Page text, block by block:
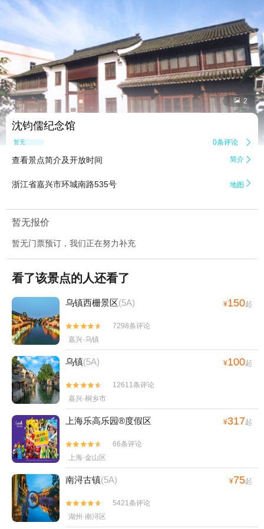
 2
沈钧儒纪念馆
暂无点评 0条评论 
查看景点简介及开放时间 简介 
浙江省嘉兴市环城南路535号 地图 
暂无报价
暂无门票预订，我们正在努力补充
看了该景点的人还看了
乌镇西栅景区(5A) ¥150起


7298条评论
嘉兴·乌镇
乌镇(5A) ¥100起


12611条评论
嘉兴·桐乡市
上海乐高乐园®度假区 ¥317起


66条评论
上海·金山区
南浔古镇(5A) ¥75起


5421条评论
湖州·南浔区
